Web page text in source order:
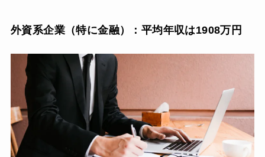
外資系企業（特に金融）：平均年収は1908万円